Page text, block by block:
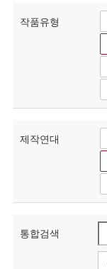
작품유형
제작연대
통합검색